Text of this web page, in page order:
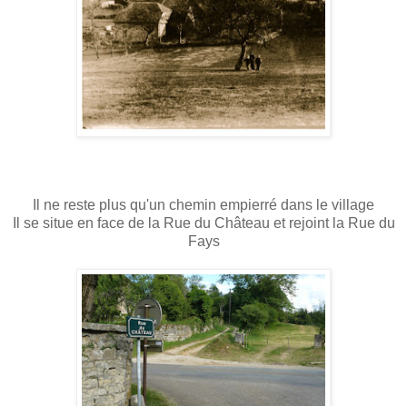
Il ne reste plus qu'un chemin empierré dans le village
Il se situe en face de la Rue du Château et rejoint la Rue du
Fays